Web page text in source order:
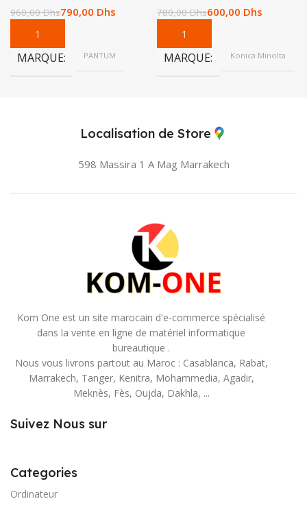
960,00Dhs790,00 Dhs
MARQUE PANTUM
780,00Dhs600,00 Dhs
MARQUE Konica Minolta
Localisation de Store
598 Massira 1 A Mag Marrakech
Kom One est un site marocain d'e-commerce spécialisé
dans la vente en ligne de matériel informatique
bureautique .
Nous vous livrons partout au Maroc : Casablanca, Rabat,
Marrakech, Tanger, Kenitra, Mohammedia, Agadir,
Meknès, Fès, Oujda, Dakhla, ...
Suivez Nous sur
Categories
Ordinateur